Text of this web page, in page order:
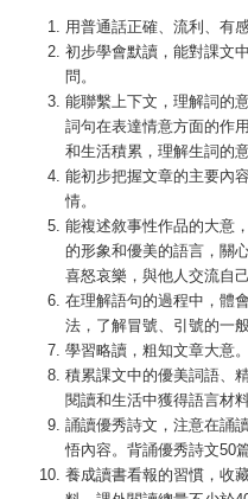
用普通話正確、流利、有
初步學會默讀，能對課文
問。
能聯繫上下文，理解詞的
詞句在表達情意方面的作
和生活積累，理解生詞的意
能初步把握文章的主要內
情。
能複述敘事性作品的大意
的形象和優美的語言，關
喜怒哀樂，與他人交流自
在理解語句的過程中，體
法，了解冒號、引號的一般
學習略讀，粗知文章大意。
積累課文中的優美詞語、
閱讀和生活中獲得語言材料
誦讀優秀詩文，注意在誦
悟內容。背誦優秀詩文50篇
養成讀書看報的習慣，收